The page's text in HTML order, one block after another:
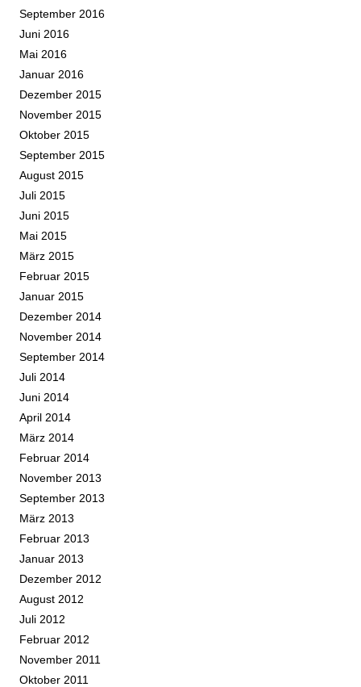
September 2016
Juni 2016
Mai 2016
Januar 2016
Dezember 2015
November 2015
Oktober 2015
September 2015
August 2015
Juli 2015
Juni 2015
Mai 2015
März 2015
Februar 2015
Januar 2015
Dezember 2014
November 2014
September 2014
Juli 2014
Juni 2014
April 2014
März 2014
Februar 2014
November 2013
September 2013
März 2013
Februar 2013
Januar 2013
Dezember 2012
August 2012
Juli 2012
Februar 2012
November 2011
Oktober 2011